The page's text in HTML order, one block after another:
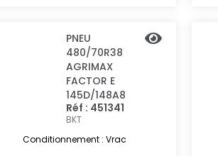
PNEU
480/70R38
AGRIMAX
FACTOR E
145D/148A8
Réf : 451341
BKT
Conditionnement : Vrac